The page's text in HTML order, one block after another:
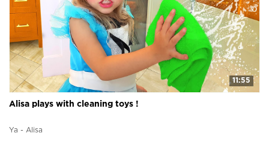
11:55
Alisa plays with cleaning toys !
Ya - Alisa